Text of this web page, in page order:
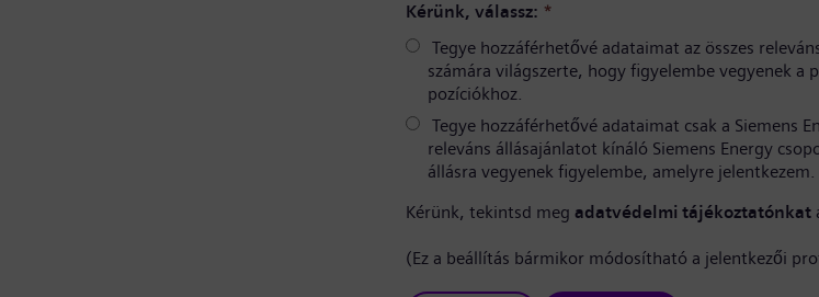
Kérünk, válassz: *
Tegye hozzáférhetővé adataimat az összes
számára világszerte, hogy figyelembe vegyenek
pozíciókhoz.
Tegye hozzáférhetővé adataimat csak a Siemens
releváns állásajánlatot kínáló Siemens Energy
állásra vegyenek figyelembe, amelyre jelentkezem.
Kérünk, tekintsd meg adatvédelmi tájékoztatónkat
(Ez a beállítás bármikor módosítható a jelentkezői